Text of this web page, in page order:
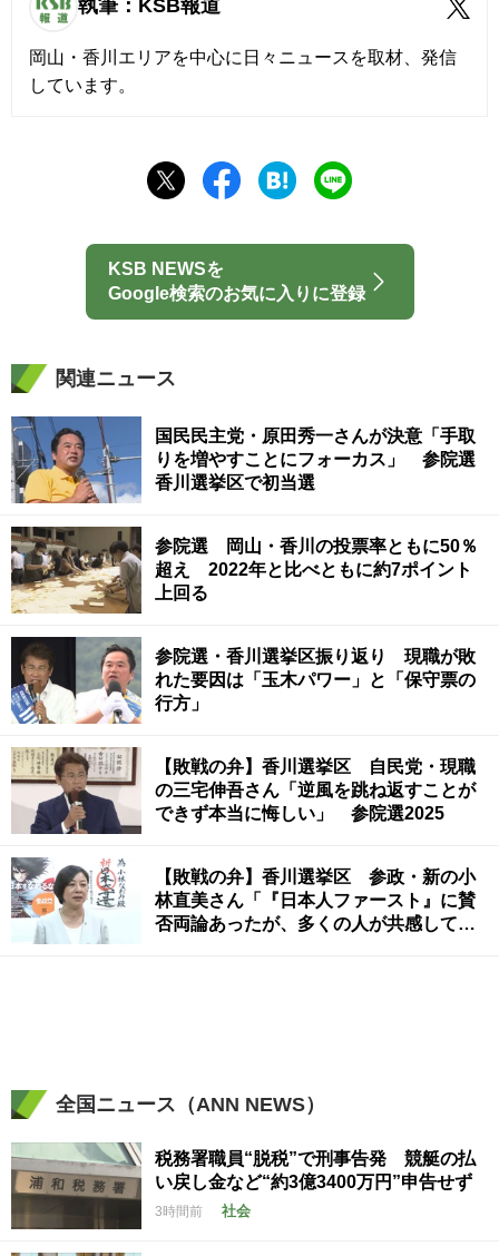
執筆：KSB報道
岡山・香川エリアを中心に日々ニュースを取材、発信
しています。
KSB NEWSを
Google検索のお気に入りに登録
関連ニュース
国民民主党・原田秀一さんが決意「手取
りを増やすことにフォーカス」 参院選
香川選挙区で初当選
参院選 岡山・香川の投票率ともに50％
超え 2022年と比べともに約7ポイント
上回る
参院選・香川選挙区振り返り 現職が敗
れた要因は「玉木パワー」と「保守票の
行方」
【敗戦の弁】香川選挙区 自民党・現職
の三宅伸吾さん「逆風を跳ね返すことが
できず本当に悔しい」 参院選2025
【敗戦の弁】香川選挙区 参政・新の小
林直美さん「『日本人ファースト』に賛
否両論あったが、多くの人が共感してく
全国ニュース（ANN NEWS）
税務署職員“脱税”で刑事告発 競艇の払
い戻し金など“約3億3400万円”申告せず
3時間前 社会